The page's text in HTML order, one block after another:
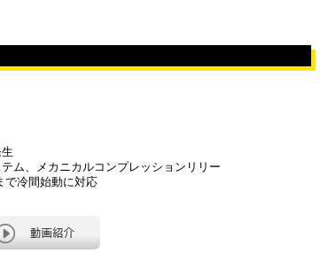
ム、メカニカルコンプレッションリリー
で冷間始動に対応